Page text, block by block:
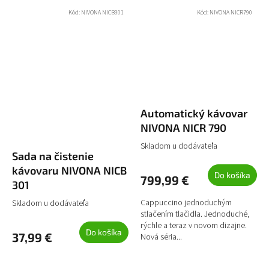
Sada na čistenie
kávovaru NIVONA NICB
301
Skladom u dodávateľa
37,99 € Do košíka
Kód: NIVONA NICB301
Automatický kávovar
NIVONA NICR 790
Skladom u dodávateľa
799,99 € Do košíka
Cappuccino jednoduchým
stlačením tlačidla. Jednoduché,
rýchle a teraz v novom dizajne.
Nová séria...
Kód: NIVONA NICR790